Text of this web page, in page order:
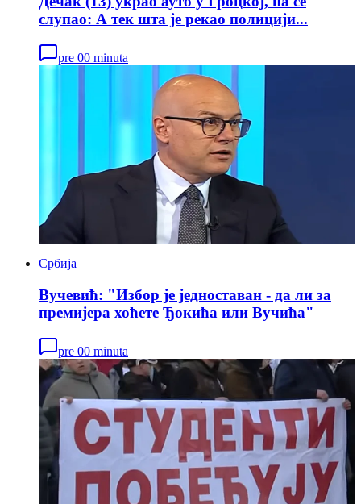
слупао: А тек шта је рекао полицији...
pre 00 minuta
Србија
Вучевић: "Избор је једноставан - да ли за
премијера хоћете Ђокића или Вучића"
pre 00 minuta